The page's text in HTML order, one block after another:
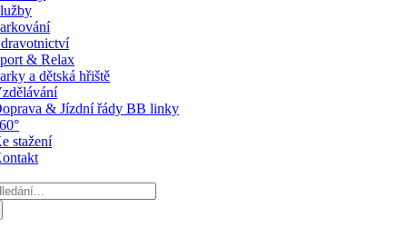
& Relax
a dětská hřiště
& Jízdní řády BB linky
stažení